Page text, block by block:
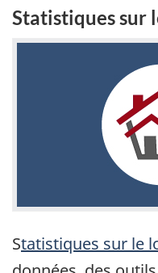
Statistiques sur
Statistiques sur le